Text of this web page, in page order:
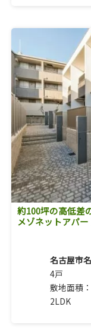
約100坪の高低差
メゾネットアパー
名古屋市
4戸
敷地面積
2LDK